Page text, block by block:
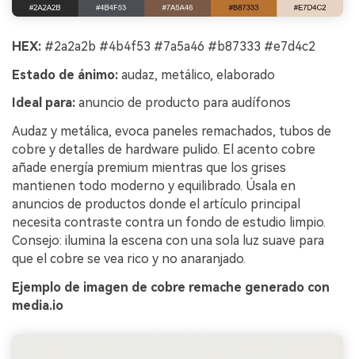
HEX: #2a2a2b #4b4f53 #7a5a46 #b87333 #e7d4c2
Estado de ánimo: audaz, metálico, elaborado
Ideal para: anuncio de producto para audífonos
Audaz y metálica, evoca paneles remachados, tubos de
cobre y detalles de hardware pulido. El acento cobre
añade energía premium mientras que los grises
mantienen todo moderno y equilibrado. Úsala en
anuncios de productos donde el artículo principal
necesita contraste contra un fondo de estudio limpio.
Consejo: ilumina la escena con una sola luz suave para
que el cobre se vea rico y no anaranjado.
Ejemplo de imagen de cobre remache generado con
media.io